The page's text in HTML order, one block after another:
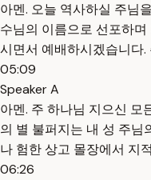
아멘. 오늘 역사하실 주님
수님의 이름으로 선포하
시면서 예배하시겠습니다.
05:09
Speaker A
아멘. 주 하나님 지으신 모
의 별 불퍼지는 내 성 주님
나 험한 상고 몰장에서 지
06:26